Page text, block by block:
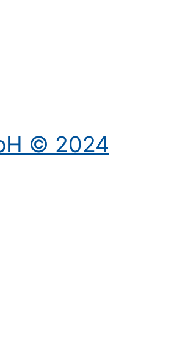
© 2024